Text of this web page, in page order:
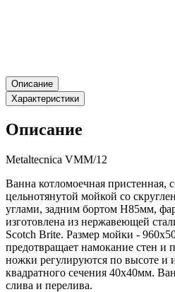
Описание
Характеристики
Описание
Metaltecnica VMM/12
Ванна котломоечная пристенная,
цельнотянутой мойкой со
углами, задним бортом H85мм,
изготовлена из нержавеющей
Scotch Brite. Размер мойки -
предотвращает намокание стен
ножки регулируются по высоте и
квадратного сечения 40х40мм.
слива и перелива.